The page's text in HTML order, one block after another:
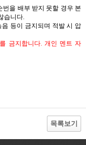
을 배부 받지 못할 경우 본
습니다.
음 등이 금지되며 적발 시 압
금지합니다. 개인 멘트 자
목록보기